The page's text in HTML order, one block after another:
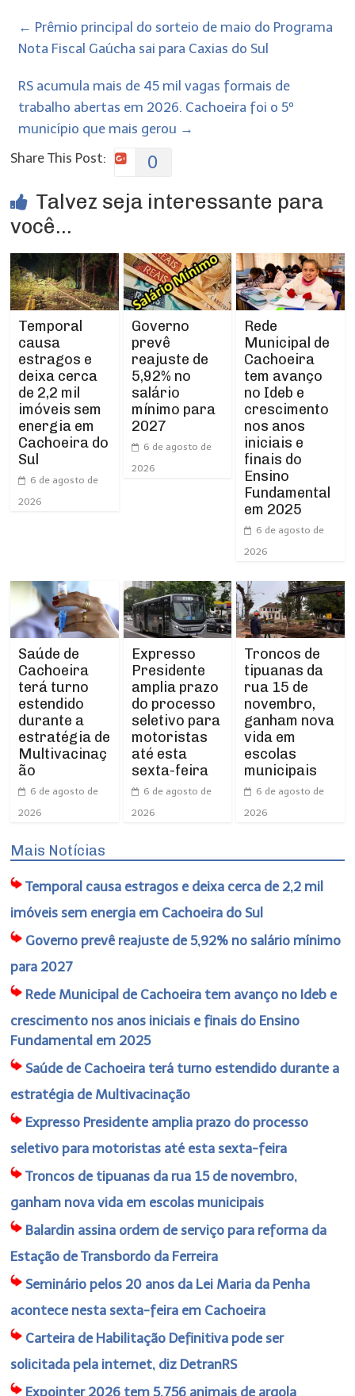
← Prêmio principal do sorteio de maio do Programa
Nota Fiscal Gaúcha sai para Caxias do Sul
RS acumula mais de 45 mil vagas formais de
trabalho abertas em 2026. Cachoeira foi o 5º
município que mais gerou →
Share This Post:
0
Talvez seja interessante para
você...
Temporal
causa
estragos e
deixa cerca
de 2,2 mil
imóveis sem
energia em
Cachoeira do
Sul
6 de agosto de
2026
Governo
prevê
reajuste de
5,92% no
salário
mínimo para
2027
6 de agosto de
2026
Rede
Municipal de
Cachoeira
tem avanço
no Ideb e
crescimento
nos anos
iniciais e
finais do
Ensino
Fundamental
em 2025
6 de agosto de
2026
Saúde de
Cachoeira
terá turno
estendido
durante a
estratégia de
Multivacinaç
ão
6 de agosto de
2026
Expresso
Presidente
amplia prazo
do processo
seletivo para
motoristas
até esta
sexta-feira
6 de agosto de
2026
Troncos de
tipuanas da
rua 15 de
novembro,
ganham nova
vida em
escolas
municipais
6 de agosto de
2026
Mais Notícias
Temporal causa estragos e deixa cerca de 2,2 mil
imóveis sem energia em Cachoeira do Sul
Governo prevê reajuste de 5,92% no salário mínimo
para 2027
Rede Municipal de Cachoeira tem avanço no Ideb e
crescimento nos anos iniciais e finais do Ensino
Fundamental em 2025
Saúde de Cachoeira terá turno estendido durante a
estratégia de Multivacinação
Expresso Presidente amplia prazo do processo
seletivo para motoristas até esta sexta-feira
Troncos de tipuanas da rua 15 de novembro,
ganham nova vida em escolas municipais
Balardin assina ordem de serviço para reforma da
Estação de Transbordo da Ferreira
Seminário pelos 20 anos da Lei Maria da Penha
acontece nesta sexta-feira em Cachoeira
Carteira de Habilitação Definitiva pode ser
solicitada pela internet, diz DetranRS
Expointer 2026 tem 5.756 animais de argola